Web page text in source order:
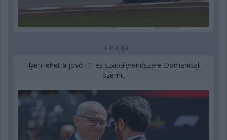
4 napja
Ilyen lehet a jövő F1-es szabályrendszere Domenicali
szerint